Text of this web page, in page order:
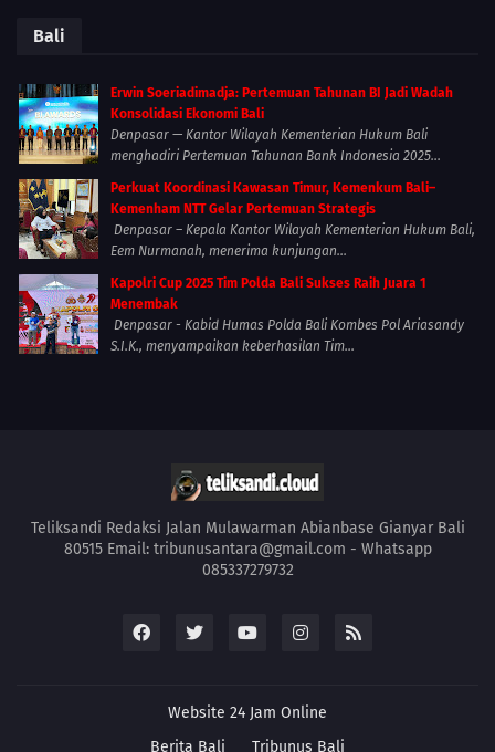
Bali
Erwin Soeriadimadja: Pertemuan Tahunan BI Jadi Wadah
Konsolidasi Ekonomi Bali
Denpasar — Kantor Wilayah Kementerian Hukum Bali
menghadiri Pertemuan Tahunan Bank Indonesia 2025...
Perkuat Koordinasi Kawasan Timur, Kemenkum Bali–
Kemenham NTT Gelar Pertemuan Strategis
Denpasar – Kepala Kantor Wilayah Kementerian Hukum Bali,
Eem Nurmanah, menerima kunjungan...
Kapolri Cup 2025 Tim Polda Bali Sukses Raih Juara 1
Menembak
Denpasar - Kabid Humas Polda Bali Kombes Pol Ariasandy
S.I.K., menyampaikan keberhasilan Tim...
Teliksandi Redaksi Jalan Mulawarman Abianbase Gianyar Bali
80515 Email: tribunusantara@gmail.com - Whatsapp
085337279732
Website 24 Jam Online
Berita Bali
Tribunus Bali